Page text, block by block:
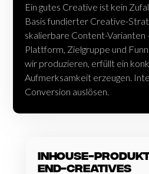
Ein gutes Creative ist kein
Basis fundierter Creative-
skalierbare Content-Varianten
Plattform, Zielgruppe und
wir produzieren, erfüllt ein
Aufmerksamkeit erzeugen.
Conversion auslösen.
Inhouse-
End-Creatives